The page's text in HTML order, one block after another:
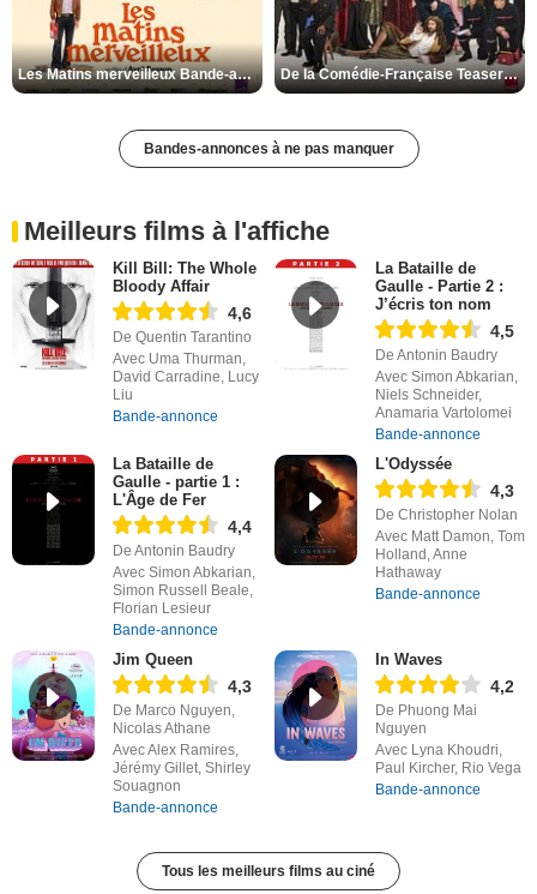
Les Matins merveilleux Bande-annonce VF De la Comédie-Française Teaser VF
Bandes-annonces à ne pas manquer
Meilleurs films à l'affiche
Kill Bill: The Whole
Bloody Affair
4,6
De Quentin Tarantino
Avec Uma Thurman,
David Carradine, Lucy
Liu
Bande-annonce
La Bataille de
Gaulle - Partie 2 :
J’écris ton nom
4,5
De Antonin Baudry
Avec Simon Abkarian,
Niels Schneider,
Anamaria Vartolomei
Bande-annonce
La Bataille de
Gaulle - partie 1 :
L'Âge de Fer
4,4
De Antonin Baudry
Avec Simon Abkarian,
Simon Russell Beale,
Florian Lesieur
Bande-annonce
L'Odyssée
4,3
De Christopher Nolan
Avec Matt Damon, Tom
Holland, Anne
Hathaway
Bande-annonce
Jim Queen
4,3
De Marco Nguyen,
Nicolas Athane
Avec Alex Ramires,
Jérémy Gillet, Shirley
Souagnon
Bande-annonce
In Waves
4,2
De Phuong Mai
Nguyen
Avec Lyna Khoudri,
Paul Kircher, Rio Vega
Bande-annonce
Tous les meilleurs films au ciné